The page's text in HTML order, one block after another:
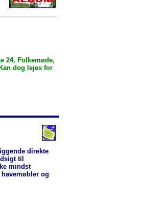
24, Folkemøde,
dog lejes for
direkte
til
mindst
og